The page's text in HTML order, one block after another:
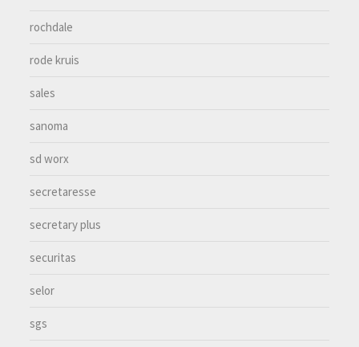
rochdale
rode kruis
sales
sanoma
sd worx
secretaresse
secretary plus
securitas
selor
sgs